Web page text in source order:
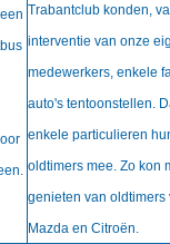
Trabantclub konden,
interventie van onze
medewerkers, enkele
auto's tentoonstellen.
enkele particulieren
oldtimers mee. Zo kon
genieten van oldtimers
Mazda en Citroën.